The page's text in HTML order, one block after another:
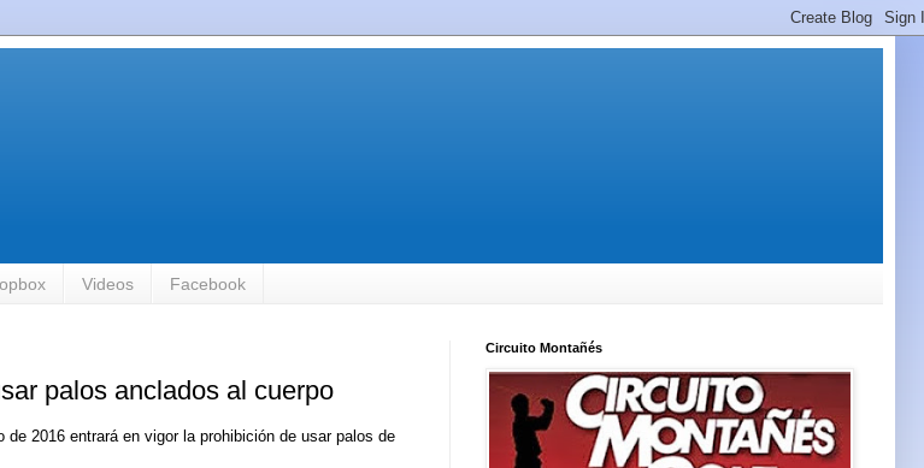
Videos Facebook
palos anclados al cuerpo
de 2016 entrará en vigor la prohibición de usar palos de
Circuito Montañés